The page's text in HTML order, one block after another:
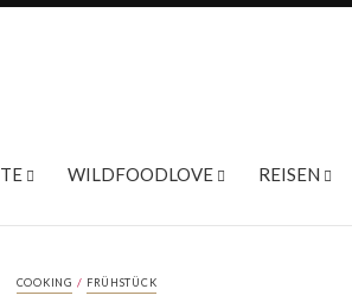
WILDFOODLOVE REISEN
COOKING / FRÜHSTÜCK